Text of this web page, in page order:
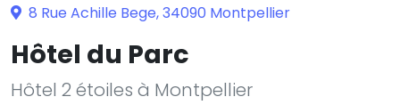
8 Rue Achille Bege, 34090 Montpellier
Hôtel du Parc
Hôtel 2 étoiles à Montpellier